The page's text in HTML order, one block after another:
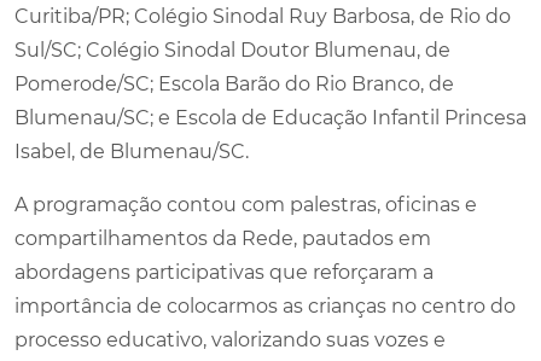
Curitiba/PR; Colégio Sinodal Ruy Barbosa, de Rio do
Sul/SC; Colégio Sinodal Doutor Blumenau, de
Pomerode/SC; Escola Barão do Rio Branco, de
Blumenau/SC; e Escola de Educação Infantil Princesa
Isabel, de Blumenau/SC.
A programação contou com palestras, oficinas e
compartilhamentos da Rede, pautados em
abordagens participativas que reforçaram a
importância de colocarmos as crianças no centro do
processo educativo, valorizando suas vozes e